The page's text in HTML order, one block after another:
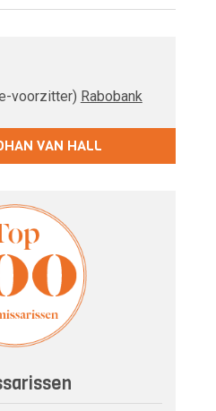
voorzitter) Rabobank
VAN HALL